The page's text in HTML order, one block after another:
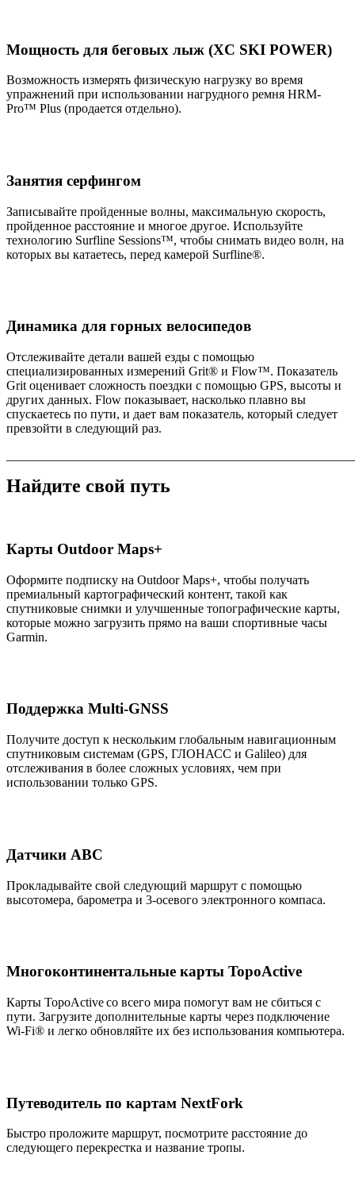
Мощность для беговых лыж (XC SKI POWER)
Возможность измерять физическую нагрузку во время
упражнений при использовании нагрудного ремня HRM-
Pro™ Plus (продается отдельно).
Занятия серфингом
Записывайте пройденные волны, максимальную скорость,
пройденное расстояние и многое другое. Используйте
технологию Surfline Sessions™, чтобы снимать видео волн, на
которых вы катаетесь, перед камерой Surfline®.
Динамика для горных велосипедов
Отслеживайте детали вашей езды с помощью
специализированных измерений Grit® и Flow™. Показатель
Grit оценивает сложность поездки с помощью GPS, высоты и
других данных. Flow показывает, насколько плавно вы
спускаетесь по пути, и дает вам показатель, который следует
превзойти в следующий раз.
Найдите свой путь
Карты Outdoor Maps+
Оформите подписку на Outdoor Maps+, чтобы получать
премиальный картографический контент, такой как
спутниковые снимки и улучшенные топографические карты,
которые можно загрузить прямо на ваши спортивные часы
Garmin.
Поддержка Multi-GNSS
Получите доступ к нескольким глобальным навигационным
спутниковым системам (GPS, ГЛОНАСС и Galileo) для
отслеживания в более сложных условиях, чем при
использовании только GPS.
Датчики ABC
Прокладывайте свой следующий маршрут с помощью
высотомера, барометра и 3-осевого электронного компаса.
Многоконтинентальные карты TopoActive
Карты TopoActiveсо всего мира помогут вам не сбиться с
пути. Загрузите дополнительные карты через подключение
Wi-Fi® и легко обновляйте их без использования компьютера.
Путеводитель по картам NextFork
Быстро проложите маршрут, посмотрите расстояние до
следующего перекрестка и название тропы.